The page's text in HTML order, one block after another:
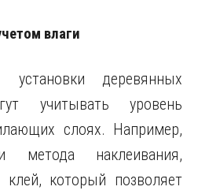
влаги
деревянных
учитывать уровень
слоях. Например,
метода наклеивания,
клей, который позволяет